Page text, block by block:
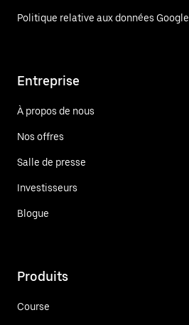
Politique relative aux données Google
Entreprise
À propos de nous
Nos offres
Salle de presse
Investisseurs
Blogue
Produits
Course